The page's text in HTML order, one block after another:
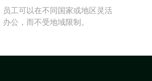
员工可以在不同国家或地区灵活
办公，而不受地域限制。